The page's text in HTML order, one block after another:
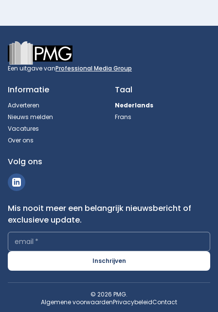
Footer
Een uitgave vanProfessional Media Group
Informatie
Adverteren
Nieuws melden
Vacatures
Over ons
Taal
Nederlands
Frans
Volg ons
Mis nooit meer een belangrijk nieuwsbericht of
exclusieve update.
email *
Inschrijven
© 2026 PMG.
Algemene voorwaardenPrivacybeleidContact